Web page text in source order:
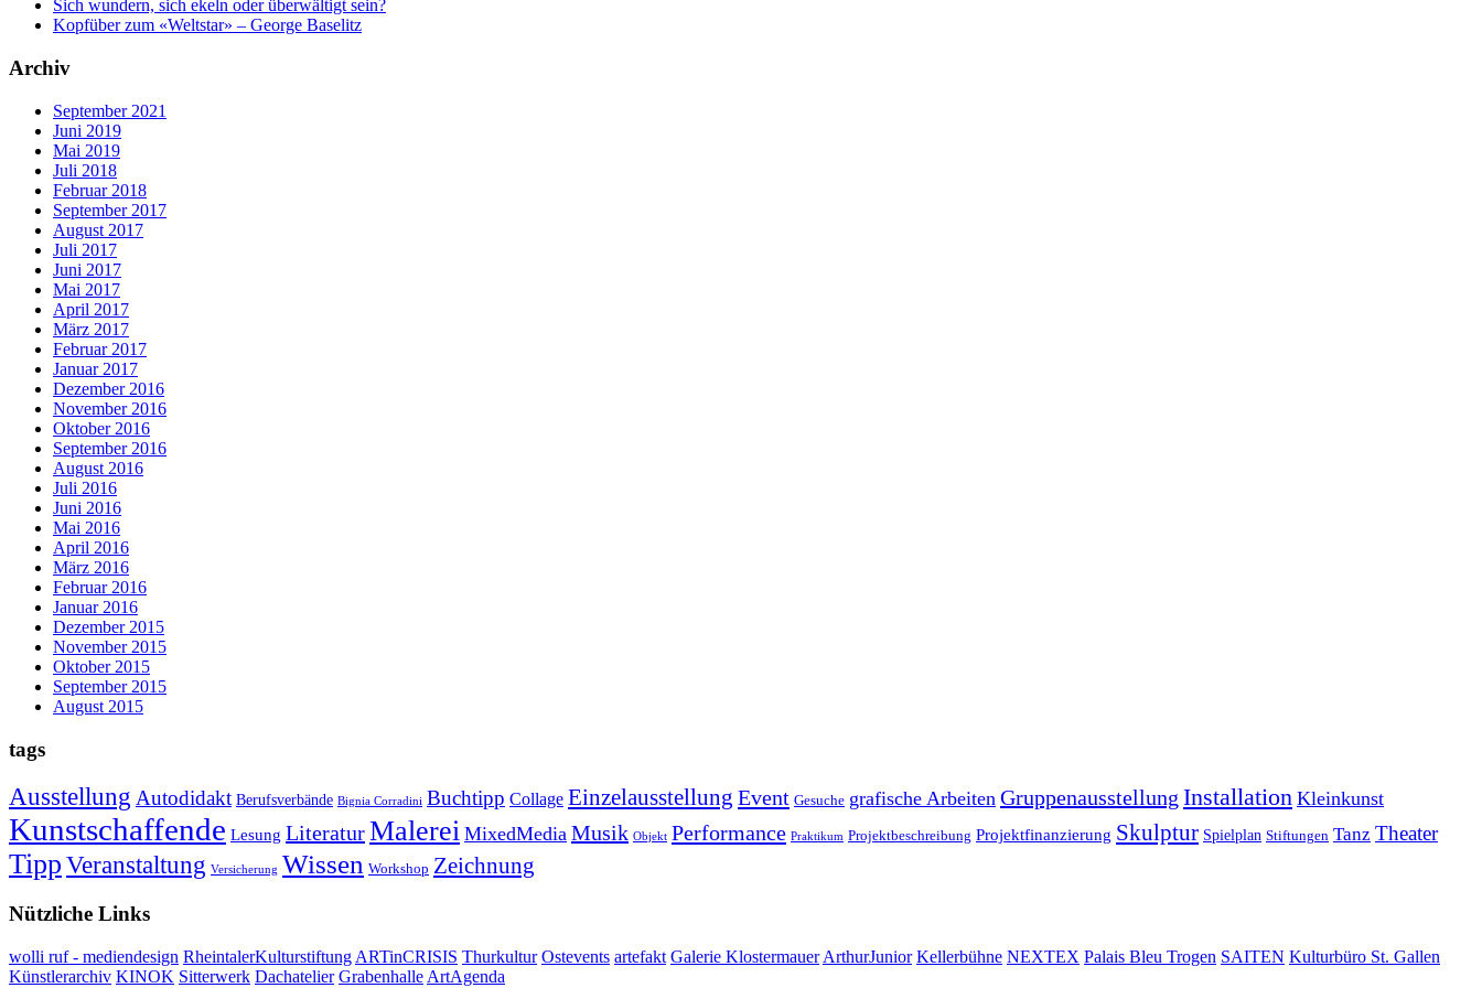
Sich wundern, sich ekeln oder überwältigt sein?
Kopfüber zum «Weltstar» – George Baselitz
Archiv
September 2021
Juni 2019
Mai 2019
Juli 2018
Februar 2018
September 2017
August 2017
Juli 2017
Juni 2017
Mai 2017
April 2017
März 2017
Februar 2017
Januar 2017
Dezember 2016
November 2016
Oktober 2016
September 2016
August 2016
Juli 2016
Juni 2016
Mai 2016
April 2016
März 2016
Februar 2016
Januar 2016
Dezember 2015
November 2015
Oktober 2015
September 2015
August 2015
tags
Ausstellung Autodidakt Berufsverbände Bignia Corradini Buchtipp Collage Einzelausstellung Event Gesuche grafische Arbeiten Gruppenausstellung Installation Kleinkunst
Kunstschaffende Lesung LiteraturMalerei MixedMedia Musik Objekt Performance Praktikum Projektbeschreibung Projektfinanzierung Skulptur Spielplan Stiftungen Tanz Theater
TippVeranstaltung Versicherung Wissen Workshop Zeichnung
Nützliche Links
wolli ruf - mediendesign RheintalerKulturstiftung ARTinCRISIS Thurkultur Ostevents artefakt Galerie Klostermauer ArthurJunior Kellerbühne NEXTEX Palais Bleu Trogen SAITEN Kulturbüro St. Gallen
Künstlerarchiv KINOK Sitterwerk Dachatelier Grabenhalle ArtAgenda